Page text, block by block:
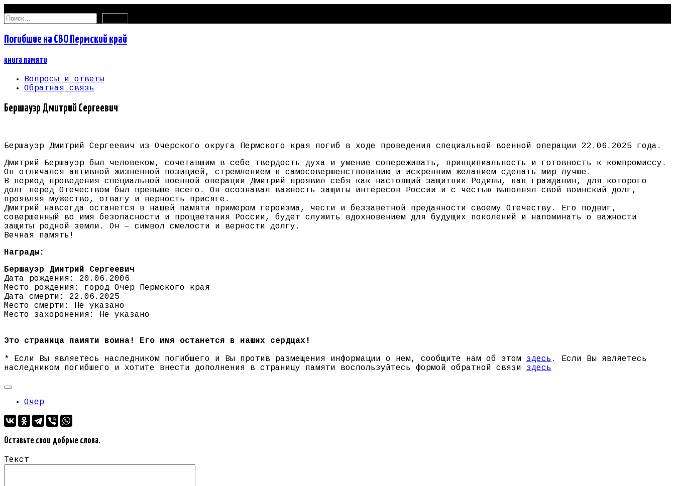
Найти:
Погибшие на СВО Пермский край
книга памяти
Вопросы и ответы
Обратная связь
Бершауэр Дмитрий Сергеевич
Бершауэр Дмитрий Сергеевич из Очерского округа Пермского края погиб в ходе проведения специальной военной операции 22.06.2025 года.
Дмитрий Бершауэр был человеком, сочетавшим в себе твердость духа и умение сопереживать, принципиальность и готовность к компромиссу.
Он отличался активной жизненной позицией, стремлением к самосовершенствованию и искренним желанием сделать мир лучше.
В период проведения специальной военной операции Дмитрий проявил себя как настоящий защитник Родины, как гражданин, для которого
долг перед Отечеством был превыше всего. Он осознавал важность защиты интересов России и с честью выполнял свой воинский долг,
проявляя мужество, отвагу и верность присяге.
Дмитрий навсегда останется в нашей памяти примером героизма, чести и беззаветной преданности своему Отечеству. Его подвиг,
совершенный во имя безопасности и процветания России, будет служить вдохновением для будущих поколений и напоминать о важности
защиты родной земли. Он – символ смелости и верности долгу.
Вечная память!
Награды:
Бершауэр Дмитрий Сергеевич
Дата рождения: 20.06.2006
Место рождения: город Очер Пермского края
Дата смерти: 22.06.2025
Место смерти: Не указано
Место захоронения: Не указано
Это страница памяти воина! Его имя останется в наших сердцах!
* Если Вы являетесь наследником погибшего и Вы против размещения информации о нем, сообщите нам об этом здесь . Если Вы являетесь
наследником погибшего и хотите внести дополнения в страницу памяти воспользуйтесь формой обратной связи здесь
Очер
Оставьте свои добрые слова.
Текст